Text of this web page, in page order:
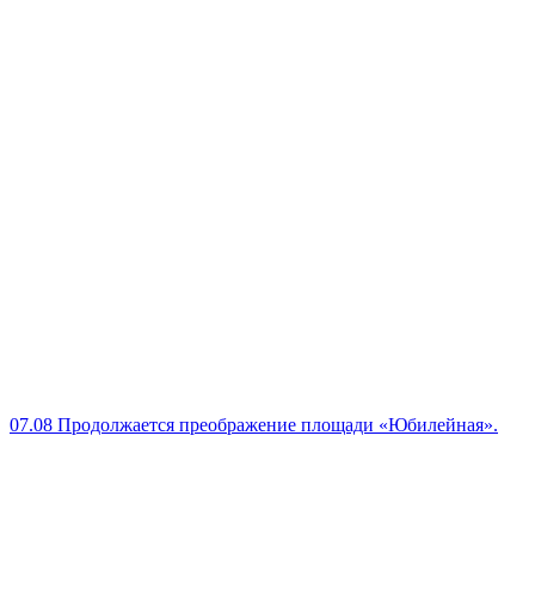
07.08 Продолжается преображение площади «Юбилейная».